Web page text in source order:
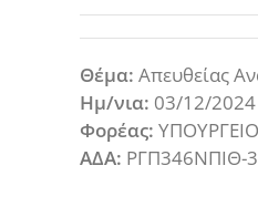
Θέμα: Απευθείας
Ημ/νια: 03/12/
Φορέας:
ΑΔΑ: ΡΓΠ346ΝΠΙΘ-